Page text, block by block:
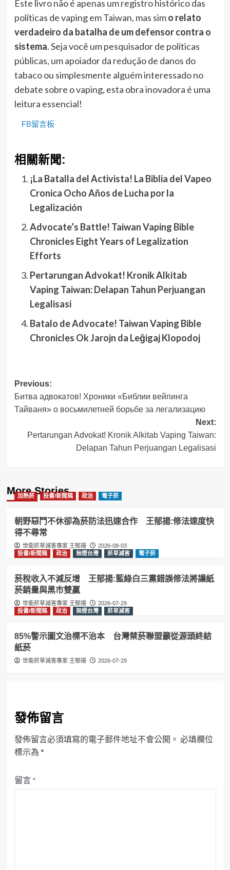
Este livro não é apenas um registro histórico das
políticas de vaping em Taiwan, mas simo relato
verdadeiro da batalha de um defensor contra o
sistema. Seja você um pesquisador de políticas
públicas, um apoiador da redução de danos do
tabaco ou simplesmente alguém interessado no
debate sobre o vaping, esta obra inovadora é uma
leitura essencial!
FB留言板
相關新聞:
¡La Batalla del Activista! La Biblia del Vapeo
Cronica Ocho Años de Lucha por la
Legalización
Advocate’s Battle! Taiwan Vaping Bible
Chronicles Eight Years of Legalization
Efforts
Pertarungan Advokat! Kronik Alkitab
Vaping Taiwan: Delapan Tahun Perjuangan
Legalisasi
Batalo de Advocate! Taiwan Vaping Bible
Chronicles Ok Jarojn da Leĝigaj Klopodoj
Post
navigation
Previous:
Битва адвокатов! Хроники «Библии вейпинга
Тайваня» о восьмилетней борьбе за легализацию
Next:
Pertarungan Advokat! Kronik Alkitab Vaping Taiwan:
Delapan Tahun Perjuangan Legalisasi
More Stories
加熱菸 投書/新聞稿 政治 電子菸
朝野惡鬥不休卻為菸防法迅速合作 王郁揚:修法速度快
得不尋常
世衛菸草減害專家 王郁揚
2026-08-03
投書/新聞稿
政治 無煙台灣 菸草減害 電子菸
菸稅收入不減反增 王郁揚:藍綠白三黨錯誤修法將讓紙
菸銷量與黑市雙贏
世衛菸草減害專家 王郁揚
2026-07-29
投書/新聞稿
政治 無煙台灣 菸草減害
85%警示圖文治標不治本 台灣禁菸聯盟籲從源頭終結
紙菸
世衛菸草減害專家 王郁揚 2026-07-29
發佈留言
發佈留言必須填寫的電子郵件地址不會公開。 必填欄位
標示為 *
留言 *